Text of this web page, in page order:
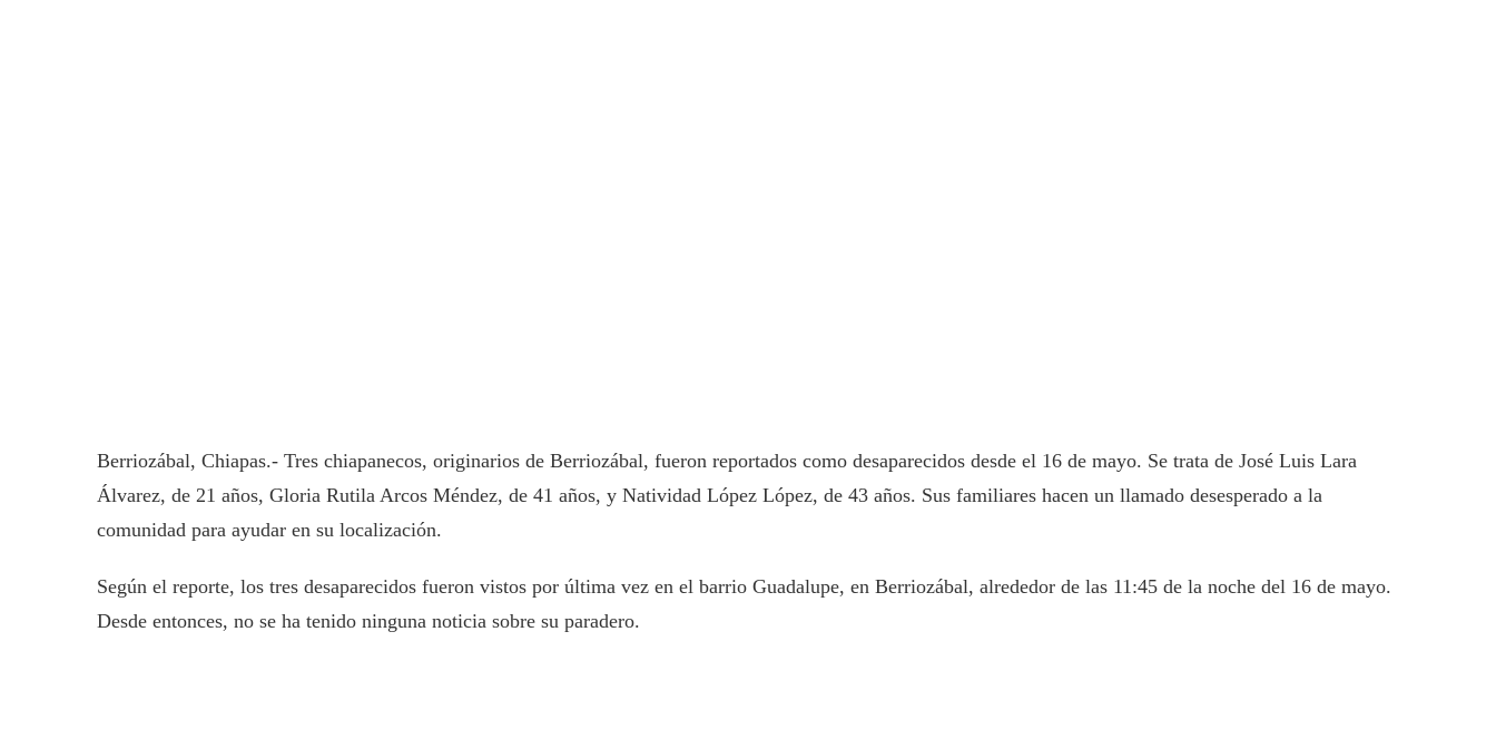
Berriozábal, Chiapas.- Tres chiapanecos, originarios de Berriozábal, fueron reportados como desaparecidos desde el 16 de mayo. Se trata de José Luis Lara
Álvarez, de 21 años, Gloria Rutila Arcos Méndez, de 41 años, y Natividad López López, de 43 años. Sus familiares hacen un llamado desesperado a la
comunidad para ayudar en su localización.
Según el reporte, los tres desaparecidos fueron vistos por última vez en el barrio Guadalupe, en Berriozábal, alrededor de las 11:45 de la noche del 16 de mayo.
Desde entonces, no se ha tenido ninguna noticia sobre su paradero.